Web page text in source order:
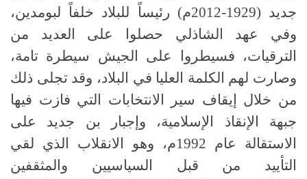
جديد (1929-2012م) رئيساً للبلاد خلفاً لبومدين،
وفي عهد الشاذلي حصلوا على العديد من
الترقيات، فسيطروا على الجيش سيطرة تامة،
وصارت لهم الكلمة العليا في البلاد، وقد تجلى ذلك
من خلال إيقاف سير الانتخابات التي فازت فيها
جبهة الإنقاذ الإسلامية، وإجبار بن جديد على
الاستقالة عام 1992م، وهو الانقلاب الذي لقي
التأييد من قبل السياسيين والمثقفين